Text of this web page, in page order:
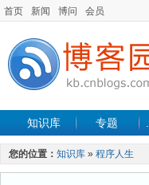
首页 新闻 博问 会员
知识库 专题
手机开发 软件工程
最新文章
您的位置： 知识库 » 程序人生